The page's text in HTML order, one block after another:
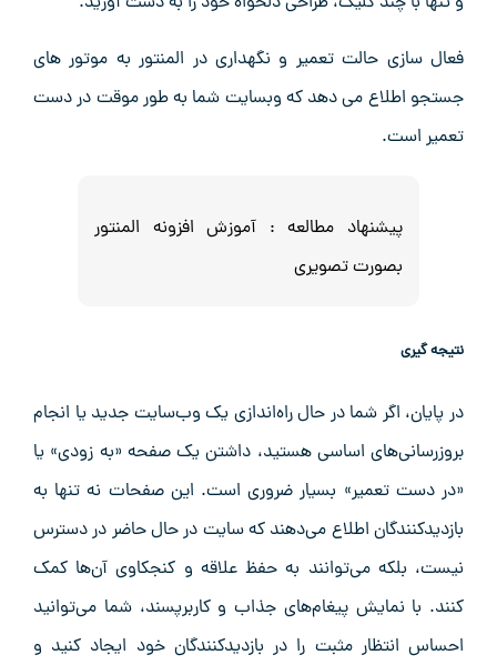
فعال ‌سازی حالت تعمیر و نگهداری در المنتور به موتور های
جستجو اطلاع می ‌دهد که وبسایت شما به ‌طور موقت در دست
تعمیر است.
پیشنهاد مطالعه : آموزش افزونه المنتور
بصورت تصویری
نتیجه گیری
در پایان، اگر شما در حال راه‌اندازی یک وب‌سایت جدید یا انجام
بروزرسانی‌های اساسی هستید، داشتن یک صفحه «به زودی» یا
«در دست تعمیر» بسیار ضروری است. این صفحات نه تنها به
بازدیدکنندگان اطلاع می‌دهند که سایت در حال حاضر در دسترس
نیست، بلکه می‌توانند به حفظ علاقه و کنجکاوی آن‌ها کمک
کنند. با نمایش پیغام‌های جذاب و کاربرپسند، شما می‌توانید
احساس انتظار مثبت را در بازدیدکنندگان خود ایجاد کنید و